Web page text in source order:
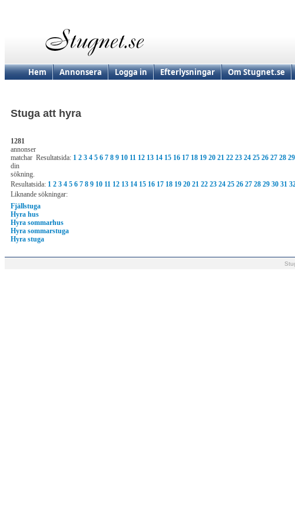
Hem Annonsera Logga in Efterlysningar Om Stugnet.se
Stuga att hyra
1281
annonser
matchar
din
sökning.
Resultatsida: 1 2 3 4 5 6 7 8 9 10 11 12 13 14 15 16 17 18 19 20 21 22 23 24 25 26 27 28 29
Resultatsida: 1 2 3 4 5 6 7 8 9 10 11 12 13 14 15 16 17 18 19 20 21 22 23 24 25 26 27 28 29 30 31
Liknande sökningar:
Fjällstuga
Hyra hus
Hyra sommarhus
Hyra sommarstuga
Hyra stuga